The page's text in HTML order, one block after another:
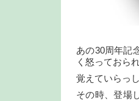
あの30周年記
く怒っておら
覚えていらっ
その時、登場